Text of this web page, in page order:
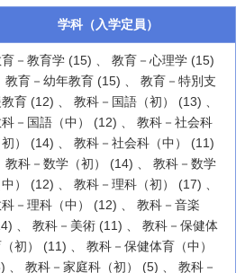
学科（入学定員）
－教育学 (15) 、 教育－心理学 (15)
教育－幼年教育 (15) 、 教育－特別支
育 (12) 、 教科－国語（初） (13) 、
－国語（中） (12) 、 教科－社会科
初） (14) 、 教科－社会科（中） (11)
教科－数学（初） (14) 、 教科－数学
中） (12) 、 教科－理科（初） (17) 、
－理科（中） (12) 、 教科－音楽
、 教科－美術 (11) 、 教科－保健体
初） (11) 、 教科－保健体育（中）
、 教科－家庭科（初） (5) 、 教科－